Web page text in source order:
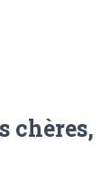
chères,